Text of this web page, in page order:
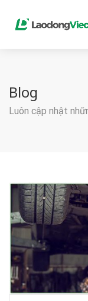
Blog
Luôn cập nhật